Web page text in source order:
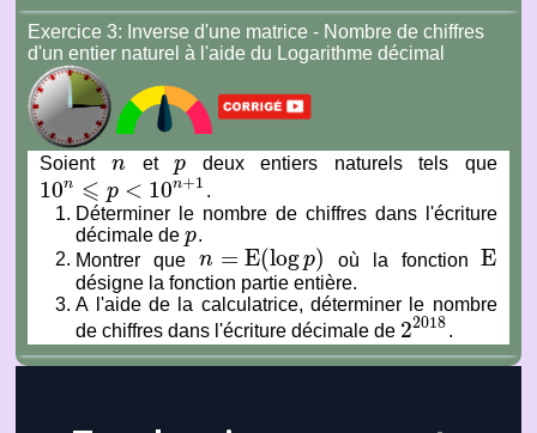
Exercice 3: Inverse d'une matrice - Nombre de chiffres
d'un entier naturel à l'aide du Logarithme décimal
Soient n
n et p
p deux entiers naturels tels que
10n ⩽ p < 10n+1
10n⩽p <10n +1
.
Déterminer le nombre de chiffres dans l'écriture
décimale dep
p.
Montrer quen = E(logp)
n= E( logp) où la fonction E
E
désigne la fonction partie entière.
A l'aide de la calculatrice, déterminer le nombre
de chiffres dans l'écriture décimale de 22018
22018.